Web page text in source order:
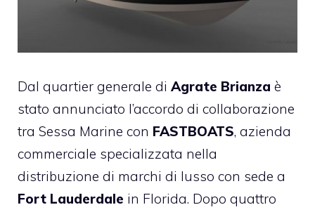
Dal quartier generale di Agrate Brianza è
stato annunciato l’accordo di collaborazione
tra Sessa Marine con FASTBOATS, azienda
commerciale specializzata nella
distribuzione di marchi di lusso con sede a
Fort Lauderdale in Florida. Dopo quattro